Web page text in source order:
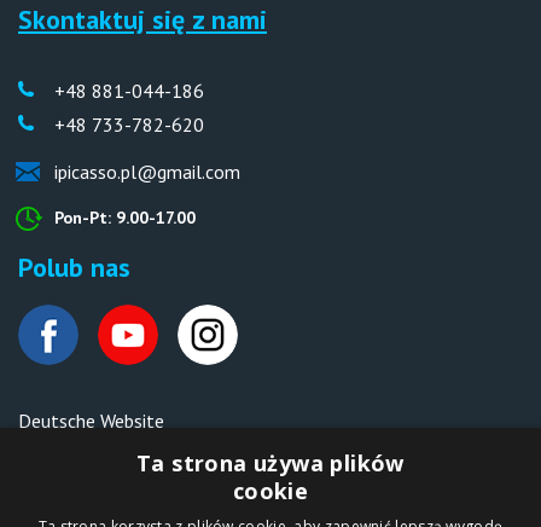
Skontaktuj się z nami
+48 881-044-186
+48 733-782-620
ipicasso.pl@gmail.com
Pon-Pt: 9.00-17.00
Polub nas
Deutsche Website
Malen nach Zahlen Ipicasso.de
Ta strona używa plików
cookie